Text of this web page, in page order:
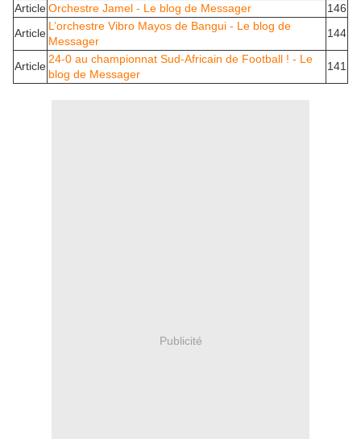
ArticleOrchestre Jamel - Le blog de Messager
146
Article
L’orchestre Vibro Mayos de Bangui - Le blog de
Messager
144
Article
24-0 au championnat Sud-Africain de Football ! - Le
blog de Messager
141
Publicité